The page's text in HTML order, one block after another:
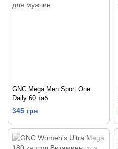
GNC Mega Men Sport One
Daily 60 таб
345 грн